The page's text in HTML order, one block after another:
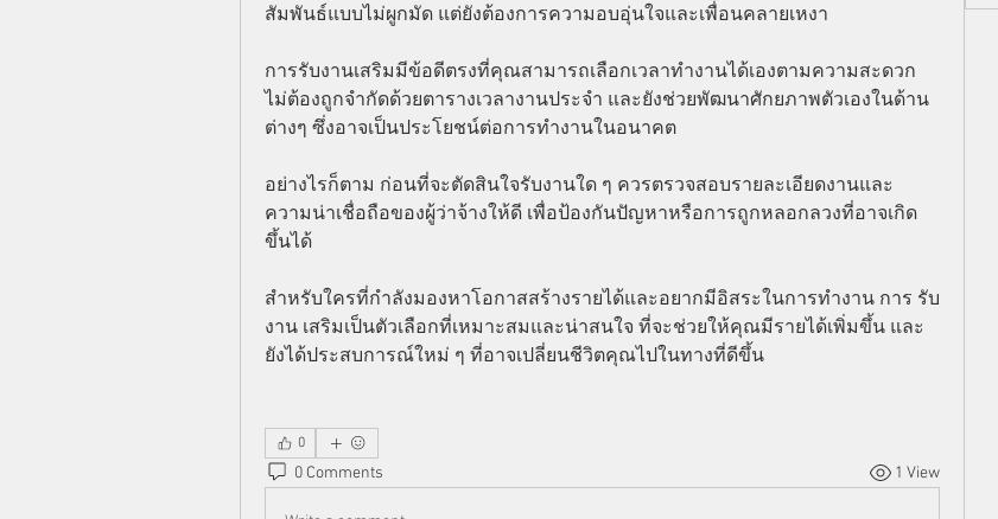
สัมพันธ์แบบไม่ผูกมัด แต่ยังต้องการความอบอุ่นใจและเพื่อนคลายเหงา
การรับงานเสริมมีข้อดีตรงที่คุณสามารถเลือกเวลาทำงานได้เองตามความสะดวก
ไม่ต้องถูกจำกัดด้วยตารางเวลางานประจำ และยังช่วยพัฒนาศักยภาพตัวเองในด้าน
ต่างๆ ซึ่งอาจเป็นประโยชน์ต่อการทำงานในอนาคต
อย่างไรก็ตาม ก่อนที่จะตัดสินใจรับงานใด ๆ ควรตรวจสอบรายละเอียดงานและ
ความน่าเชื่อถือของผู้ว่าจ้างให้ดี เพื่อป้องกันปัญหาหรือการถูกหลอกลวงที่อาจเกิด
ขึ้นได้
สำหรับใครที่กำลังมองหาโอกาสสร้างรายได้และอยากมีอิสระในการทำงาน การ รับ
งาน เสริมเป็นตัวเลือกที่เหมาะสมและน่าสนใจ ที่จะช่วยให้คุณมีรายได้เพิ่มขึ้น และ
ยังได้ประสบการณ์ใหม่ ๆ ที่อาจเปลี่ยนชีวิตคุณไปในทางที่ดีขึ้น
0
0 Comments 1 View